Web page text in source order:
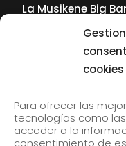
cookies
Para ofrecer las
tecnologías como
acceder a la
consentimiento de
La Musikene Big
Tolliver en el 61